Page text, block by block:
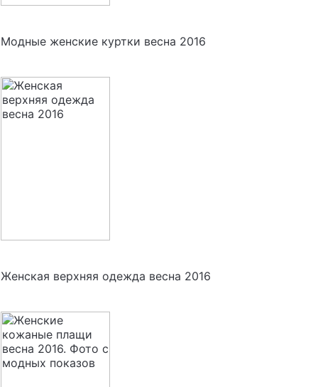
Модные женские куртки весна 2016
Женская верхняя одежда весна 2016